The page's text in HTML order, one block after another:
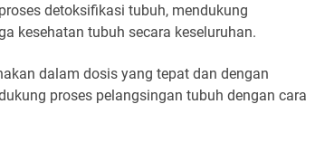
detoksifikasi tubuh, mendukung
kesehatan tubuh secara keseluruhan.
dalam dosis yang tepat dan dengan
proses pelangsingan tubuh dengan cara